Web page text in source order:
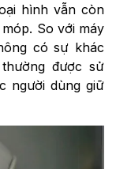
hình vẫn còn
So với máy
có sự khác
được sử
người dùng giữ